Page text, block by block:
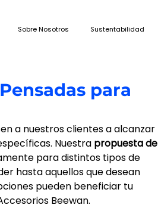
Sobre Nosotros Sustentabilidad
para
a nuestros clientes a alcanzar
Nuestra propuesta de
para distintos tipos de
hasta aquellos que desean
pueden beneficiar tu
Beewan.